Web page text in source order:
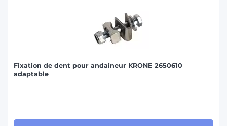
Fixation de dent pour andaineur KRONE 2650610
adaptable